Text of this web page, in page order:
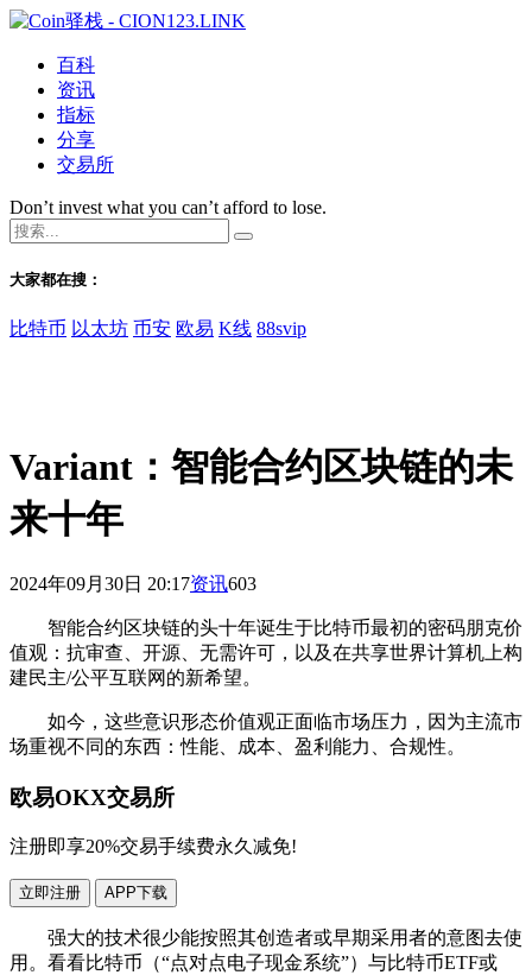
百科
资讯
指标
分享
交易所
Don’t invest what you can’t afford to lose.
大家都在搜：
比特币 以太坊 币安 欧易 K线 88svip
Variant：智能合约区块链的未
来十年
2024年09月30日 20:17资讯603
智能合约区块链的头十年诞生于比特币最初的密码朋克价
值观：抗审查、开源、无需许可，以及在共享世界计算机上构
建民主/公平互联网的新希望。
如今，这些意识形态价值观正面临市场压力，因为主流市
场重视不同的东西：性能、成本、盈利能力、合规性。
欧易OKX交易所
注册即享20%交易手续费永久减免!
立即注册 APP下载
强大的技术很少能按照其创造者或早期采用者的意图去使
用。看看比特币（“点对点电子现金系统”）与比特币ETF或